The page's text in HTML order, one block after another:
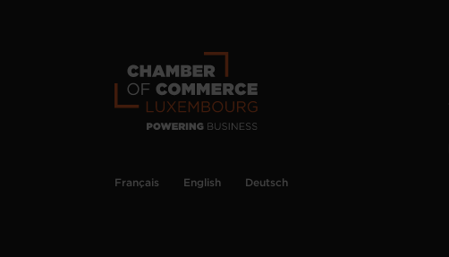
Français English Deutsch